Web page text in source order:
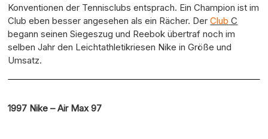
Konventionen der Tennisclubs entsprach. Ein Champion ist im
Club eben besser angesehen als ein Rächer. DerClub C
begann seinen Siegeszug und Reebok übertraf noch im
selben Jahr den Leichtathletikriesen Nike in Größe und
Umsatz.
1997 Nike – Air Max 97